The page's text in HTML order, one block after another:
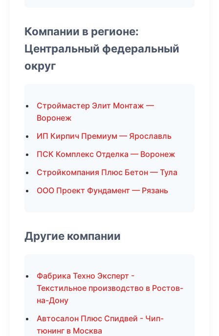
Компании в регионе:
Центральный федеральный
округ
Строймастер Элит Монтаж —
Воронеж
ИП Кирпич Премиум — Ярославль
ПСК Комплекс Отделка — Воронеж
Стройкомпания Плюс Бетон — Тула
ООО Проект Фундамент — Рязань
Другие компании
Фабрика Техно Эксперт -
Текстильное производство в Ростов-
на-Дону
Автосалон Плюс Спидвей - Чип-
тюнинг в Москва